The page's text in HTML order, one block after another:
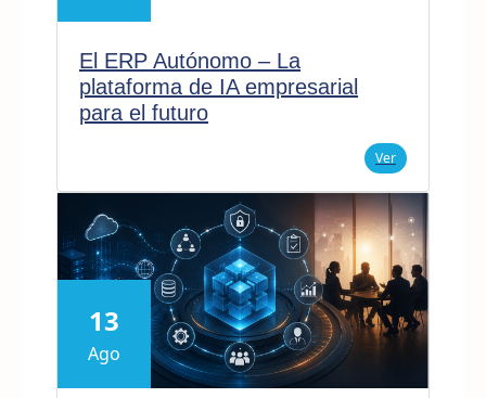
El ERP Autónomo – La
plataforma de IA empresarial
para el futuro
Ver
13
Ago